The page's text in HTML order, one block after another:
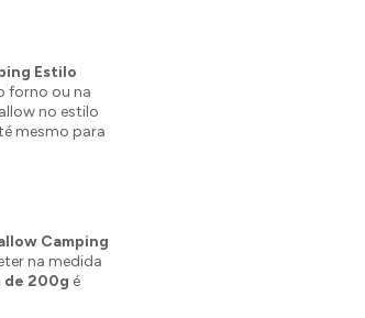
Estilo
forno ou na
no estilo
mesmo para
Camping
na medida
de 200g é